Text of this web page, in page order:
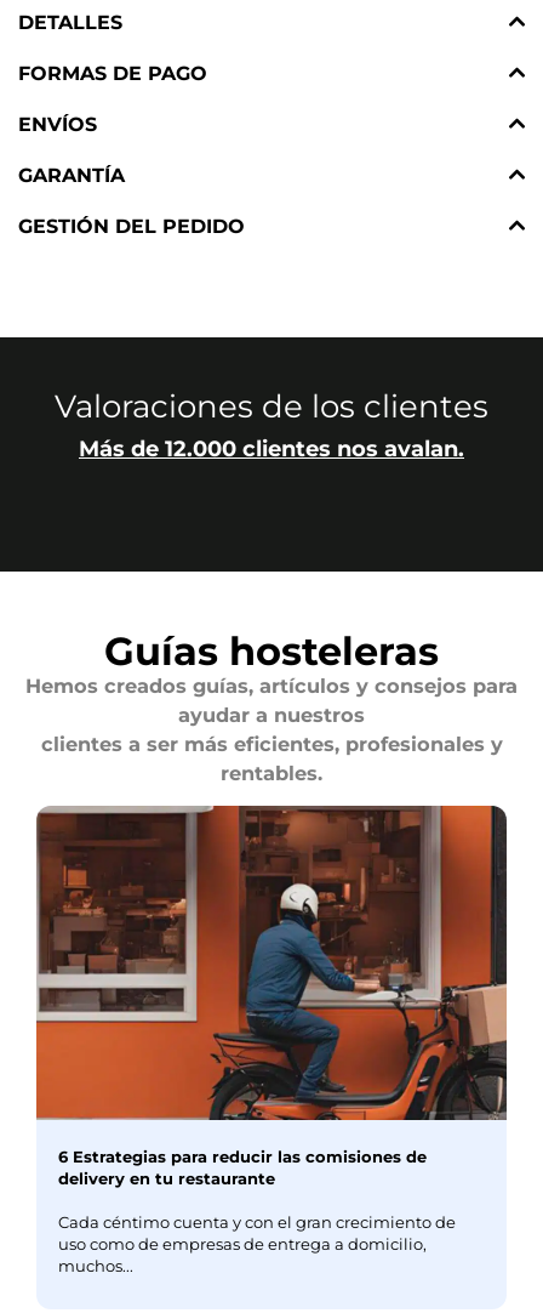
DETALLES
FORMAS DE PAGO
ENVÍOS
GARANTÍA
GESTIÓN DEL PEDIDO
Valoraciones de los clientes
Más de 12.000 clientes nos avalan.
Guías hosteleras
Hemos creados guías, artículos y consejos para
ayudar a nuestros
clientes a ser más eficientes, profesionales y
rentables.
6 Estrategias para reducir las comisiones de
delivery en tu restaurante
Cada céntimo cuenta y con el gran crecimiento de
uso como de empresas de entrega a domicilio,
muchos...